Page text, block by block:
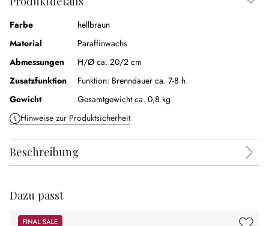
Farbe
hellbraun
Material
Paraffinwachs
Abmessungen
H/Ø ca. 20/2 cm
Zusatzfunktion
Funktion: Brenndauer ca. 7-8 h
Gewicht
Gesamtgewicht ca. 0,8 kg
Hinweise zur Produktsicherheit
Beschreibung
Dazu passt
Sale